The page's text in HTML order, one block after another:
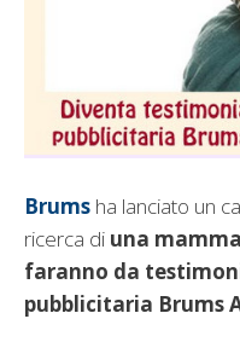
Brums ha lanciato un
ricerca di una
faranno da
pubblicitaria Brums